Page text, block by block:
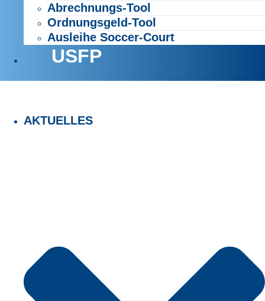
Abrechnungs-Tool
Ordnungsgeld-Tool
Ausleihe Soccer-Court
USFP
AKTUELLES